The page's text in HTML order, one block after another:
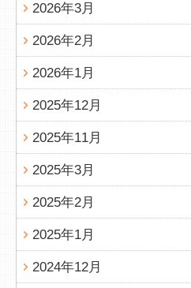
2026年3月
2026年2月
2026年1月
2025年12月
2025年11月
2025年3月
2025年2月
2025年1月
2024年12月